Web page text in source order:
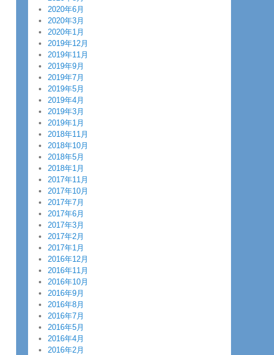
2020年6月
2020年3月
2020年1月
2019年12月
2019年11月
2019年9月
2019年7月
2019年5月
2019年4月
2019年3月
2019年1月
2018年11月
2018年10月
2018年5月
2018年1月
2017年11月
2017年10月
2017年7月
2017年6月
2017年3月
2017年2月
2017年1月
2016年12月
2016年11月
2016年10月
2016年9月
2016年8月
2016年7月
2016年5月
2016年4月
2016年2月